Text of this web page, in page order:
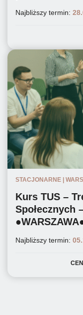
Najbliższy termin:
STACJONARNE |
Kurs TUS –
Społecznych
Najbliższy termin: